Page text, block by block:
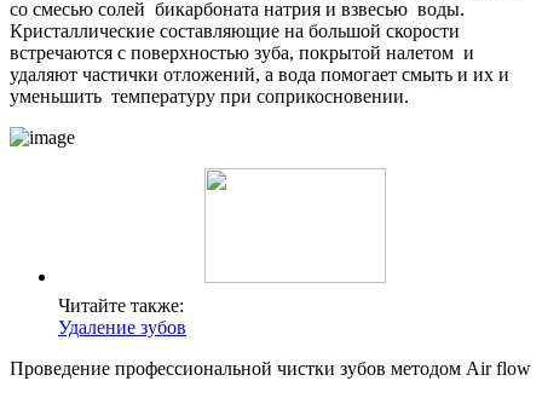
со смесью солей бикарбоната натрия и взвесью воды.
Кристаллические составляющие на большой скорости
встречаются с поверхностью зуба, покрытой налетом и
удаляют частички отложений, а вода помогает смыть и их и
уменьшить температуру при соприкосновении.
Читайте также:
Удаление зубов
Проведение профессиональной чистки зубов методом Air flow